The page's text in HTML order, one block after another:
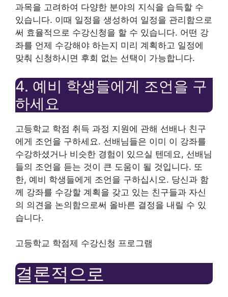
과목을 고려하여 다양한 분야의 지식을 습득할 수
있습니다. 이때 일정을 생성하여 일정을 관리함으로
써 효율적으로 수강신청을 할 수 있습니다. 어떤 강
좌를 언제 수강해야 하는지 미리 계획하고 일정에
맞춰 신청하시면 후회 없는 선택이 가능합니다.
4. 예비 학생들에게 조언을 구
하세요
고등학교 학점 취득 과정 지원에 관해 선배나 친구
에게 조언을 구하세요. 선배님들은 이미 이 강좌를
수강하셨거나 비슷한 경험이 있으실 텐데요, 선배님
들의 조언을 듣는 것이 큰 도움이 될 것입니다. 또
한, 예비 학생들에게 조언을 구하십시오. 당신과 함
께 강좌를 수강할 계획을 갖고 있는 친구들과 자신
의 의견을 논의함으로써 올바른 결정을 내릴 수 있
습니다.
고등학교 학점제 수강신청 프로그램
결론적으로